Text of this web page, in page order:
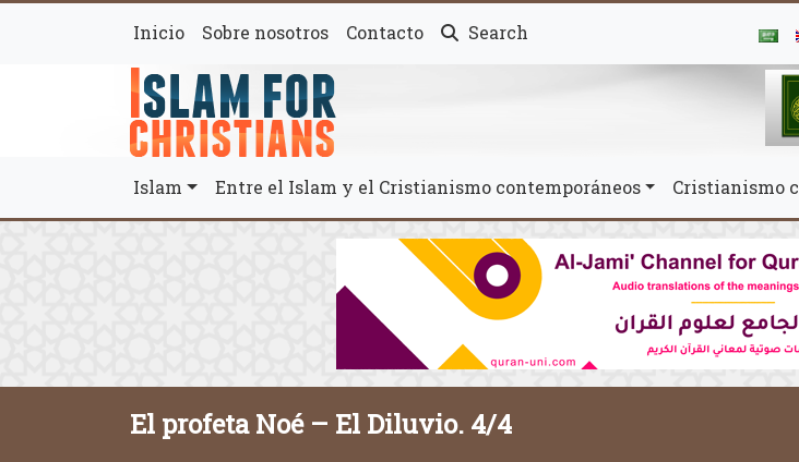
Inicio Sobre nosotros Contacto Search
Islam Entre el Islam y el Cristianismo contemporáneos Cristianismo
El profeta Noé – El Diluvio. 4/4